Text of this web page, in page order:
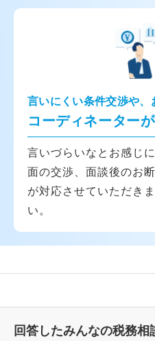
言いにくい条件交渉や、
コーディネーター
言いづらいなとお感じ
面の交渉、面談後のお
が対応させていただき
い。
回答したみんなの税務相